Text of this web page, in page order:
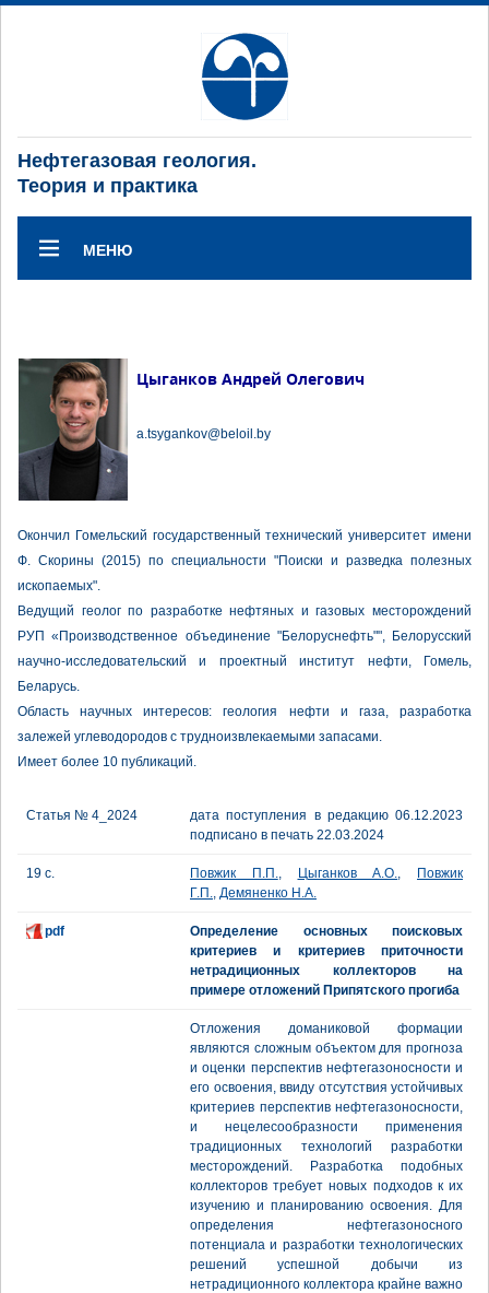
Нефтегазовая геология.
Теория и практика
МЕНЮ
Цыганков Андрей Олегович
a.tsygankov@beloil.by
Окончил Гомельский государственный технический университет имени
Ф. Скорины (2015) по специальности "Поиски и разведка полезных
ископаемых".
Ведущий геолог по разработке нефтяных и газовых месторождений
РУП «Производственное объединение "Белоруснефть"", Белорусский
научно-исследовательский и проектный институт нефти, Гомель,
Беларусь.
Область научных интересов: геология нефти и газа, разработка
залежей углеводородов с трудноизвлекаемыми запасами.
Имеет более 10 публикаций.
Статья № 4_2024
дата поступления в редакцию 06.12.2023
подписано в печать 22.03.2024
19 с. Повжик П.П., Цыганков А.О.,
Повжик
Г.П., Демяненко Н.А.
pdf
Определение основных поисковых
критериев и критериев приточности
нетрадиционных коллекторов на
примере отложений Припятского прогиба
Отложения доманиковой формации
являются сложным объектом для прогноза
и оценки перспектив нефтегазоносности и
его освоения, ввиду отсутствия устойчивых
критериев перспектив нефтегазоносности,
и нецелесообразности применения
традиционных технологий разработки
месторождений. Разработка подобных
коллекторов требует новых подходов к их
изучению и планированию освоения. Для
определения нефтегазоносного
потенциала и разработки технологических
решений успешной добычи из
нетрадиционного коллектора крайне важно